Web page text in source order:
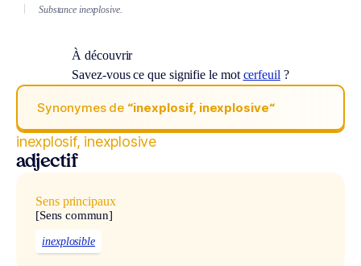
Substance inexplosive.
À découvrir
Savez-vous ce que signifie le mot cerfeuil ?
Synonymes de “inexplosif, inexplosive“
inexplosif, inexplosive
adjectif
Sens principaux
[Sens commun]
inexplosible